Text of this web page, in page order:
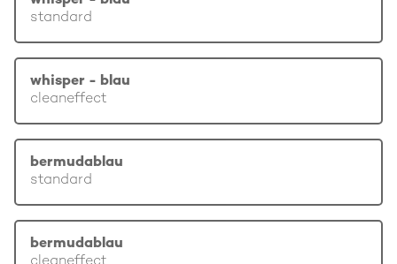
standard
whisper - blau
cleaneffect
bermudablau
standard
bermudablau